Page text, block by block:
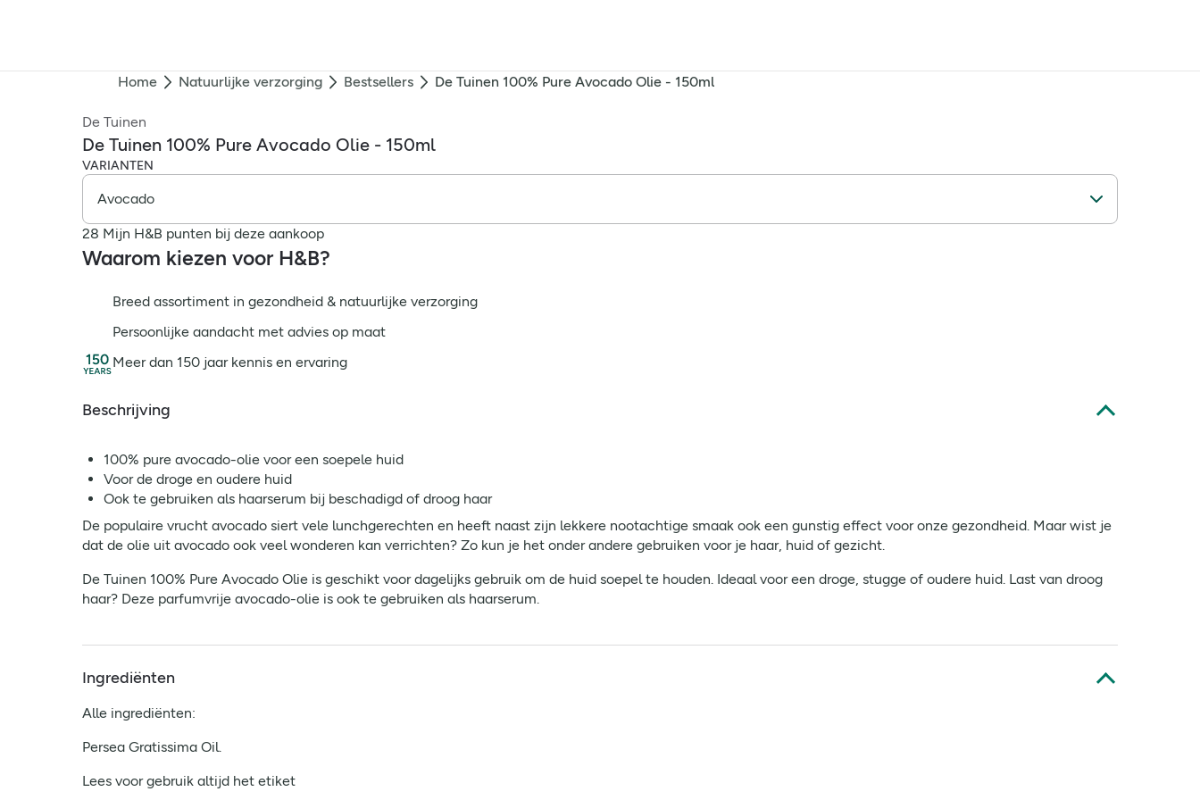
Home Natuurlijke verzorging Bestsellers De Tuinen 100% Pure Avocado Olie - 150ml
De Tuinen
De Tuinen 100% Pure Avocado Olie - 150ml
VARIANTEN
28 Mijn H&B punten bij deze aankoop
Waarom kiezen voor H&B?
Breed assortiment in gezondheid & natuurlijke verzorging
Persoonlijke aandacht met advies op maat
Meer dan 150 jaar kennis en ervaring
Beschrijving
100% pure avocado-olie voor een soepele huid
Voor de droge en oudere huid
Ook te gebruiken als haarserum bij beschadigd of droog haar
De populaire vrucht avocado siert vele lunchgerechten en heeft naast zijn lekkere nootachtige smaak ook een gunstig effect voor onze gezondheid. Maar wist je
dat de olie uit avocado ook veel wonderen kan verrichten? Zo kun je het onder andere gebruiken voor je haar, huid of gezicht.
De Tuinen 100% Pure Avocado Olie is geschikt voor dagelijks gebruik om de huid soepel te houden. Ideaal voor een droge, stugge of oudere huid. Last van droog
haar? Deze parfumvrije avocado-olie is ook te gebruiken als haarserum.
Ingrediënten
Alle ingrediënten:
Persea Gratissima Oil.
Lees voor gebruik altijd het etiket